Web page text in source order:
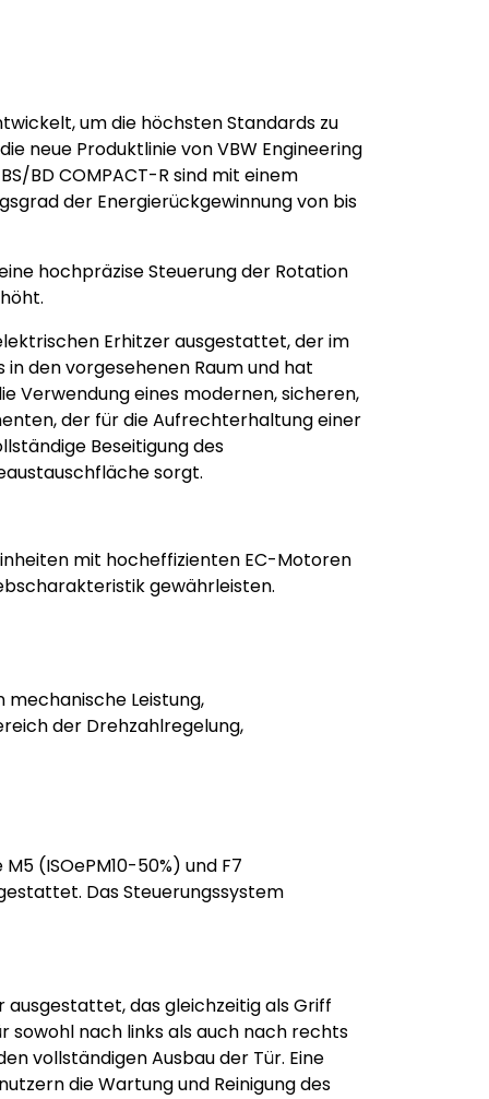
um die höchsten Standards zu
neue Produktlinie von VBW Engineering
BD COMPACT-R sind mit einem
der Energierückgewinnung von bis
hochpräzise Steuerung der Rotation
Erhitzer ausgestattet, der im
den vorgesehenen Raum und hat
Verwendung eines modernen, sicheren,
der für die Aufrechterhaltung einer
Beseitigung des
sorgt.
mit hocheffizienten EC-Motoren
gewährleisten.
mechanische Leistung,
der Drehzahlregelung,
(ISOePM10-50%) und F7
Das Steuerungssystem
das gleichzeitig als Griff
sowohl nach links als auch nach rechts
vollständigen Ausbau der Tür. Eine
die Wartung und Reinigung des